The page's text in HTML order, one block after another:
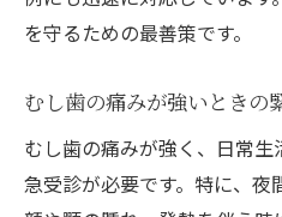
を守るための最善策です。
むし歯の痛みが強いときの
むし歯の痛みが強く、日常
急受診が必要です。特に、夜